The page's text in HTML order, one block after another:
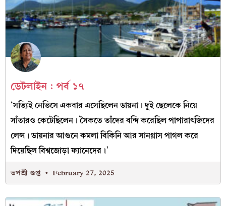
ডেটলাইন : পর্ব ১৭
‘সত্যিই নেভিসে একবার এসেছিলেন ডায়না। দুই ছেলেকে নিয়ে
সাঁতারও কেটেছিলেন। সৈকতে তাঁদের বন্দি করেছিল পাপারাৎজিদের
লেন্স। ডায়নার আগুনে কমলা বিকিনি আর সানগ্লাস পাগল করে
দিয়েছিল বিশ্বজোড়া ফ্যানেদের।’
তপশ্রী গুপ্ত February 27, 2025